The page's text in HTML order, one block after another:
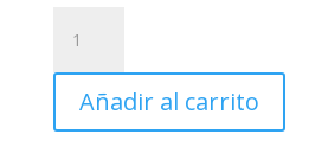
SACUDIDOR
65CM
ATRAPA
POLVO
Añadir al carrito